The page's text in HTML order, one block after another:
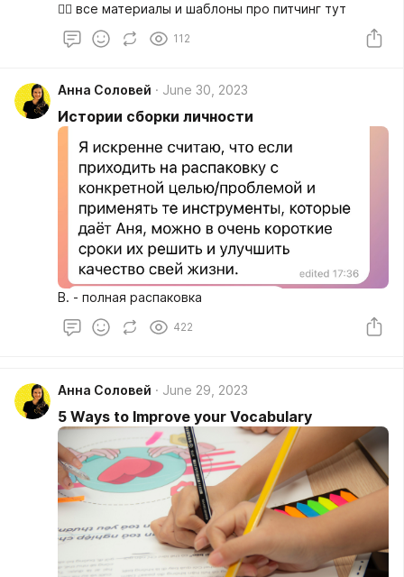
👉🏻 все материалы и шаблоны про питчинг тут
112
Анна Соловей June 30, 2023
Истории сборки личности
В. - полная распаковка
422
Анна Соловей June 29, 2023
5 Ways to Improve your Vocabulary